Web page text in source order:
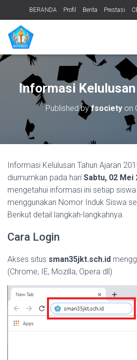
BERANDA Profil Berita Prestasi
PERPUSTAKAAN
Informasi
Published byfsocietyon
Informasi Kelulusan Tahun Ajaran
diumumkan pada hari Sabtu, 02 Mei
mengetahui informasi ini setiap
menggunakan Nomor Induk Siswa
Berikut detail langkah-langkahnya.
Cara Login
Akses situs sman35jkt.sch.id
(Chrome, IE, Mozilla, Opera dll)